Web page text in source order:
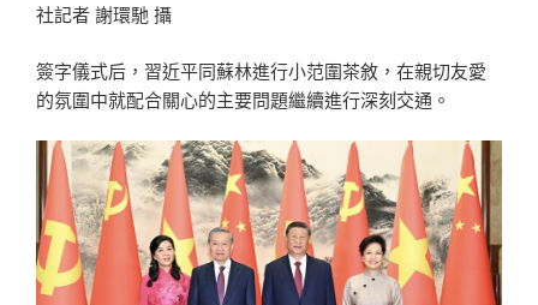
社記者 謝環馳 攝
簽字儀式后，習近平同蘇林進行小范圍茶敘，在親切友愛
的氛圍中就配合關心的主要問題繼續進行深刻交通。